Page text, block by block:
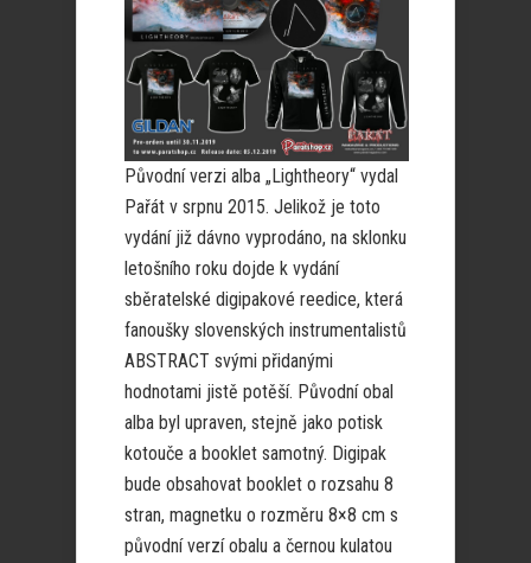
Původní verzi alba „Lightheory“ vydal
Pařát v srpnu 2015. Jelikož je toto
vydání již dávno vyprodáno, na sklonku
letošního roku dojde k vydání
sběratelské digipakové reedice, která
fanoušky slovenských instrumentalistů
ABSTRACT svými přidanými
hodnotami jistě potěší. Původní obal
alba byl upraven, stejně jako potisk
kotouče a booklet samotný. Digipak
bude obsahovat booklet o rozsahu 8
stran, magnetku o rozměru 8×8 cm s
původní verzí obalu a černou kulatou